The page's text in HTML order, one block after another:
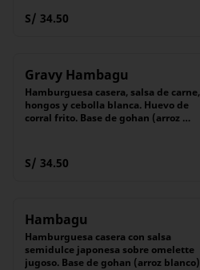
S/ 34.50
Gravy Hambagu
Hamburguesa casera, salsa de carne,
hongos y cebolla blanca. Huevo de
corral frito. Base de gohan (arroz
S/ 34.50
Hambagu
Hamburguesa casera con salsa
semidulce japonesa sobre omelette
jugoso. Base de gohan (arroz blanco)